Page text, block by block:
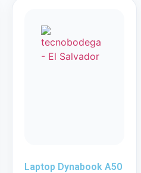
Laptop Dynabook A50